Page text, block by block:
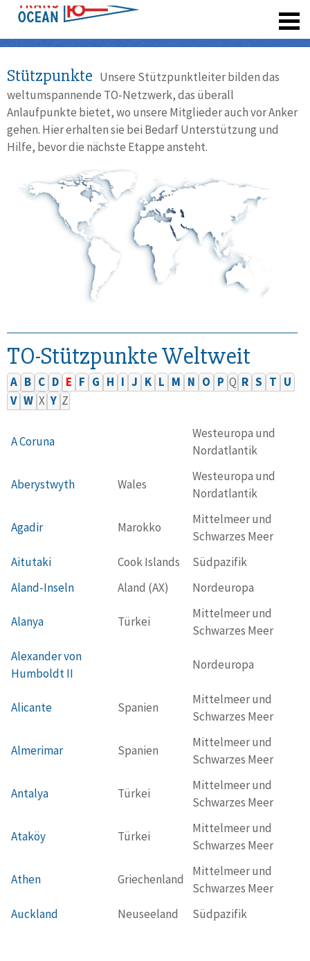
Stützpunkte Unsere Stützpunktleiter bilden das
weltumspannende TO-Netzwerk, das überall
Anlaufpunkte bietet, wo unsere Mitglieder auch vor Anker
gehen. Hier erhalten sie bei Bedarf Unterstützung und
Hilfe, bevor die nächste Etappe ansteht.
TO-Stützpunkte Weltweit
A B C D E F G H I J K L M N O P Q R S T U
V W X Y Z
A Coruna
Westeuropa und
Nordatlantik
Aberystwyth Wales
Westeuropa und
Nordatlantik
Agadir Marokko
Mittelmeer und
Schwarzes Meer
Aitutaki
Cook Islands
Südpazifik
Aland-Inseln
Aland (AX) Nordeuropa
Alanya Türkei
Mittelmeer und
Schwarzes Meer
Alexander von
Humboldt II
Nordeuropa
Alicante Spanien
Mittelmeer und
Schwarzes Meer
Almerimar Spanien
Mittelmeer und
Schwarzes Meer
Antalya Türkei
Mittelmeer und
Schwarzes Meer
Ataköy Türkei
Mittelmeer und
Schwarzes Meer
Athen Griechenland
Mittelmeer und
Schwarzes Meer
Auckland
Neuseeland Südpazifik